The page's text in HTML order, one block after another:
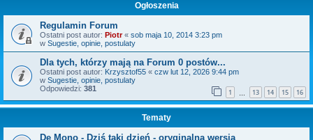
Ogłoszenia
Regulamin Forum
Ostatni post autor: Piotr« sob maja 10, 2014 3:23 pm
w Sugestie, opinie, postulaty
Dla tych, którzy mają na Forum 0 postów...
Ostatni post autor: Krzysztof55 « czw lut 12, 2026 9:44 pm
w Sugestie, opinie, postulaty
Odpowiedzi: 381 1 13 14 15 16
Tematy
De Mono - Dziś taki dzień - oryginalna wersja